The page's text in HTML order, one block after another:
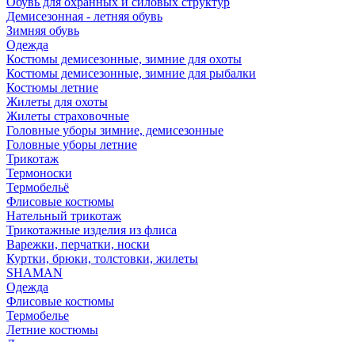
Демисезонная - летняя обувь
Зимняя обувь
Одежда
Костюмы демисезонные, зимние для охоты
Костюмы демисезонные, зимние для рыбалки
Костюмы летние
Жилеты для охоты
Жилеты страховочные
Головные уборы зимние, демисезонные
Головные уборы летние
Трикотаж
Термоноски
Термобельё
Флисовые костюмы
Нательный трикотаж
Трикотажные изделия из флиса
Варежки, перчатки, носки
Куртки, брюки, толстовки, жилеты
SHAMAN
Одежда
Флисовые костюмы
Термобелье
Летние костюмы